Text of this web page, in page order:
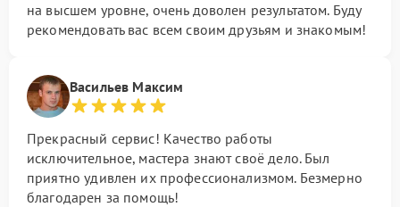
на высшем уровне, очень доволен результатом. Буду
рекомендовать вас всем своим друзьям и знакомым!
Васильев Максим
Прекрасный сервис! Качество работы
исключительное, мастера знают своё дело. Был
приятно удивлен их профессионализмом. Безмерно
благодарен за помощь!